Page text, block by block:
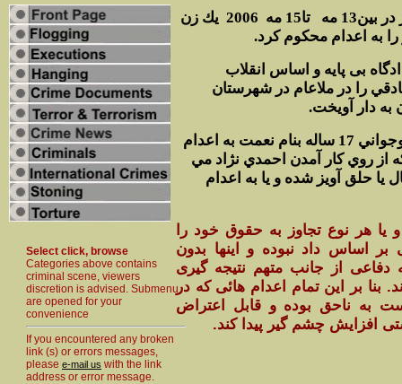
Select click, browse
Categories above contains
criminal scene, viewers
discretion is advised. Submenu
are opened for your
convenience
If you encountered any broken
link (s) or errors messages,
please e-mail us with the link
address or error message.
رژيم ملايان در مدت دو روز در بين13 مه تا15 مه 2006 يك زن
بی پايه و اساس انقلاب
را در ملاعام در شهرستان
به دار آويخت.
به نوشته روزنامه اعتماد, نوجواني 17 ساله بنام نعمت به اعدام
8 ماهي كه از روي كار آمدن احمدي نژاد مي
دهها جوان زير 18 سال يا حلق آويز شده و يا به اعدام
يا هر نوع تجاوز به حقوق خود را
بر اساس داد نبوده و اينها بدون
دفاعی از جانب متهم نتيجه گيری
بنا بر اين تمام اعدام هائی که در
به ناحق بوده و قابل اعتراض
افزايش چشم گير پيدا کند.